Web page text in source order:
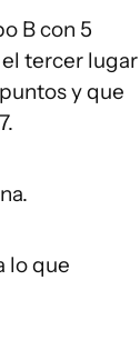
B con 5
tercer lugar
y que
lo que